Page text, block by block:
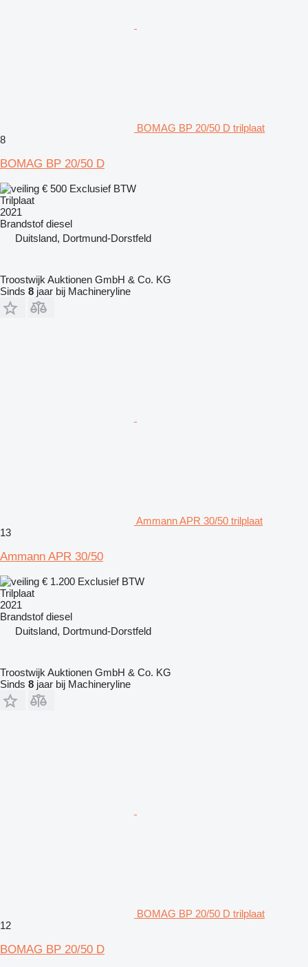
BOMAG BP 20/50 D trilplaat
8
BOMAG BP 20/50 D
€ 500 Exclusief BTW
Trilplaat
2021
Brandstof diesel
Duitsland, Dortmund-Dorstfeld
Troostwijk Auktionen GmbH & Co. KG
Sinds 8 jaar bij Machineryline
Ammann APR 30/50 trilplaat
13
Ammann APR 30/50
€ 1.200 Exclusief BTW
Trilplaat
2021
Brandstof diesel
Duitsland, Dortmund-Dorstfeld
Troostwijk Auktionen GmbH & Co. KG
Sinds 8 jaar bij Machineryline
BOMAG BP 20/50 D trilplaat
12
BOMAG BP 20/50 D